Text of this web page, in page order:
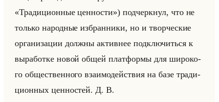
«Традиционные ценности») под­черк­нул, что не
только на­род­ные из­бран­ни­ки, но и твор­че­ские
ор­га­ни­за­ции долж­ны ак­тив­нее под­клю­читься к
вы­ра­бот­ке новой общей плат­фор­мы для ши­ро­ко­
го об­ще­ствен­но­го вза­имо­действия на базе тра­ди­
ци­он­ных цен­но­стей. Д. В.